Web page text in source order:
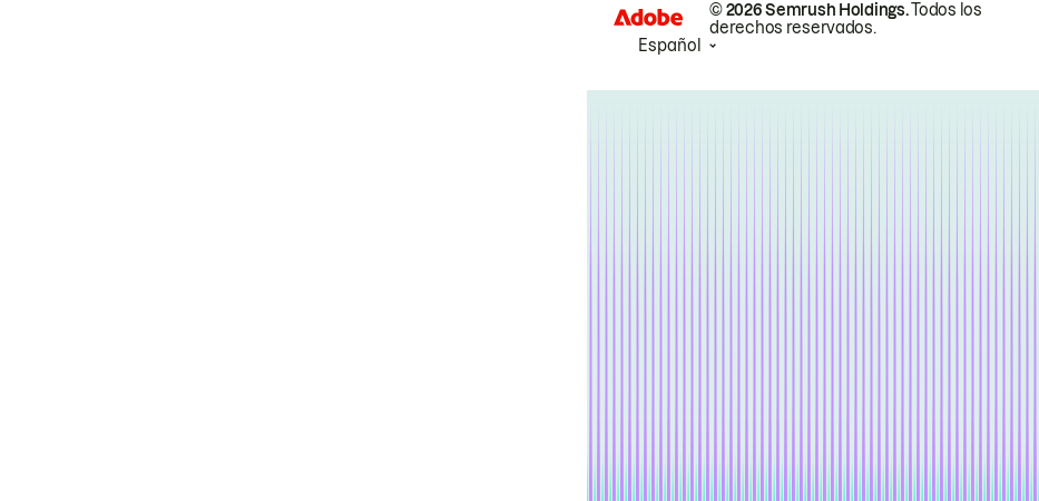
© 2026 Semrush Holdings.Todos los
derechos reservados.
Español